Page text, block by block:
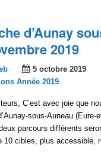
d’Aunay
2019
5 octobre 2019
Année 2019
C’est avec joie que
sous-Auneau (Eure-
parcours différents
cibles, plus accessible,